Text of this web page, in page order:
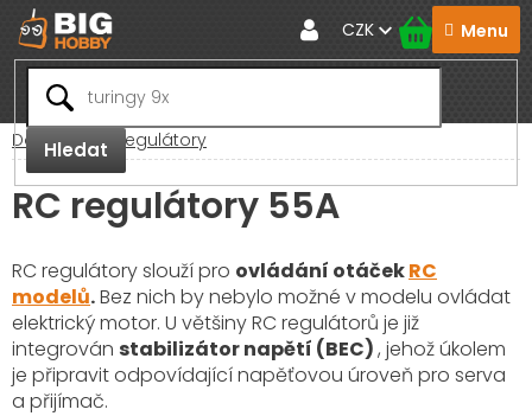
Přejít
na
obsah
Hledat
CZK
Domů RC Regulátory
RC regulátory 55A
RC regulátory slouží pro ovládání otáčekRC
modelů.Bez nich by nebylo možné v modelu ovládat
elektrický motor. U většiny RC regulátorů je již
integrován stabilizátor napětí (BEC), jehož úkolem
je připravit odpovídající napěťovou úroveň pro serva
a přijímač.